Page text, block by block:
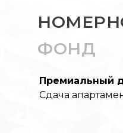
ФОНД
Премиальный
Сдача
ГЛАВНОЕ В
25
ЦИФРЫ